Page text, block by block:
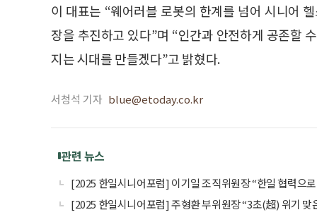
이 대표는 “웨어러블 로봇의 한계를 넘어 시니어
장을 추진하고 있다”며 “인간과 안전하게 공존할
지는 시대를 만들겠다”고 밝혔다.
서청석 기자 blue@etoday.co.kr
관련 뉴스
[2025 한일시니어포럼] 이기일 조직위원장 “한일 협력으
[2025 한일시니어포럼] 주형환 부위원장 “3초(超) 위기 맞